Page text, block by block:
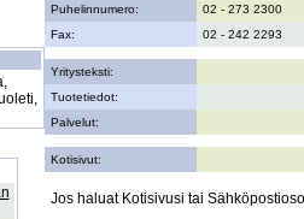
Puhelinnumero:
02 - 273 2300
Fax:
02 - 242 2293
Yritysteksti:
Tuotetiedot:
Palvelut:
Kotisivut:
Jos haluat Kotisivusi tai